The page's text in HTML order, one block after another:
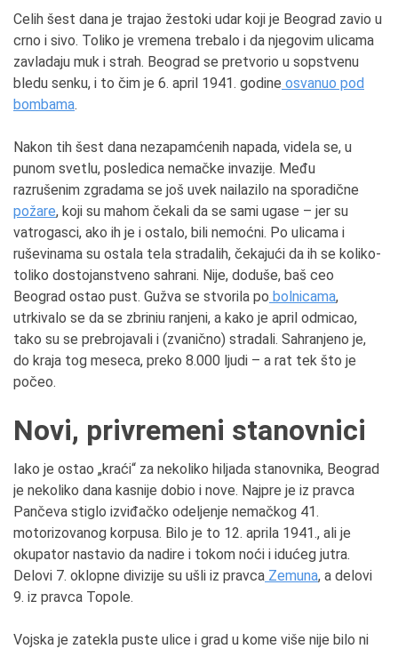
Celih šest dana je trajao žestoki udar koji je Beograd zavio u
crno i sivo. Toliko je vremena trebalo i da njegovim ulicama
zavladaju muk i strah. Beograd se pretvorio u sopstvenu
bledu senku, i to čim je 6. april 1941. godine osvanuo pod
bombama.
Nakon tih šest dana nezapamćenih napada, videla se, u
punom svetlu, posledica nemačke invazije. Među
razrušenim zgradama se još uvek nailazilo na sporadične
požare, koji su mahom čekali da se sami ugase – jer su
vatrogasci, ako ih je i ostalo, bili nemoćni. Po ulicama i
ruševinama su ostala tela stradalih, čekajući da ih se koliko-
toliko dostojanstveno sahrani. Nije, doduše, baš ceo
Beograd ostao pust. Gužva se stvorila po bolnicama,
utrkivalo se da se zbriniu ranjeni, a kako je april odmicao,
tako su se prebrojavali i (zvanično) stradali. Sahranjeno je,
do kraja tog meseca, preko 8.000 ljudi – a rat tek što je
počeo.
Novi, privremeni stanovnici
Iako je ostao „kraći“ za nekoliko hiljada stanovnika, Beograd
je nekoliko dana kasnije dobio i nove. Najpre je iz pravca
Pančeva stiglo izviđačko odeljenje nemačkog 41.
motorizovanog korpusa. Bilo je to 12. aprila 1941., ali je
okupator nastavio da nadire i tokom noći i idućeg jutra.
Delovi 7. oklopne divizije su ušli iz pravca Zemuna, a delovi
9. iz pravca Topole.
Vojska je zatekla puste ulice i grad u kome više nije bilo ni